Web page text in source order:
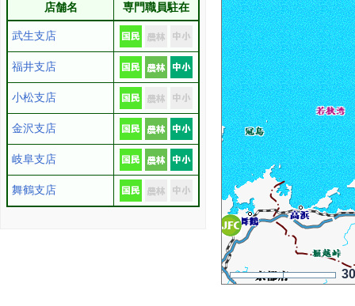
店舗名 専門職員駐在
武生支店
福井支店
小松支店
金沢支店
岐阜支店
舞鶴支店